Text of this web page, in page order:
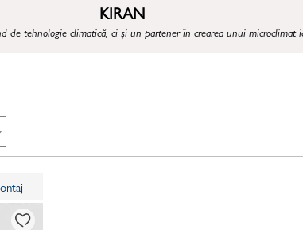
KIRAN
de tehnologie climatică, ci și un partener în crearea unui microclimat